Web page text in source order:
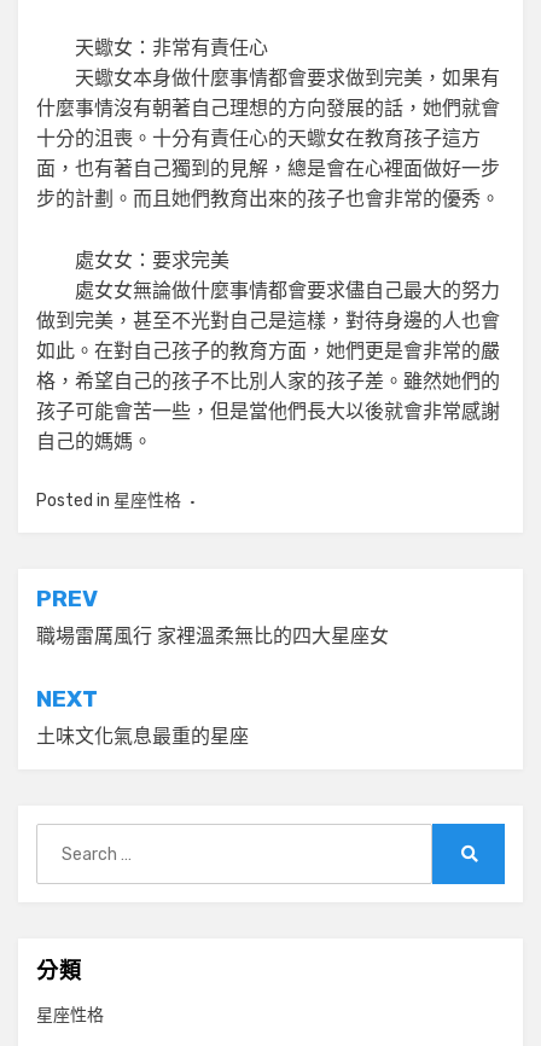
天蠍女：非常有責任心
天蠍女本身做什麼事情都會要求做到完美，如果有
什麼事情沒有朝著自己理想的方向發展的話，她們就會
十分的沮喪。十分有責任心的天蠍女在教育孩子這方
面，也有著自己獨到的見解，總是會在心裡面做好一步
步的計劃。而且她們教育出來的孩子也會非常的優秀。
處女女：要求完美
處女女無論做什麼事情都會要求儘自己最大的努力
做到完美，甚至不光對自己是這樣，對待身邊的人也會
如此。在對自己孩子的教育方面，她們更是會非常的嚴
格，希望自己的孩子不比別人家的孩子差。雖然她們的
孩子可能會苦一些，但是當他們長大以後就會非常感謝
自己的媽媽。
Posted in 星座性格
文
章
導
覽
PREV
職場雷厲風行 家裡溫柔無比的四大星座女
NEXT
土味文化氣息最重的星座
for:
分類
星座性格